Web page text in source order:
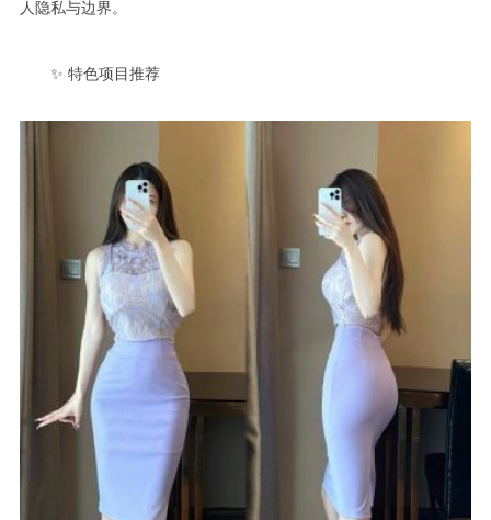
人隐私与边界。
✨ 特色项目推荐